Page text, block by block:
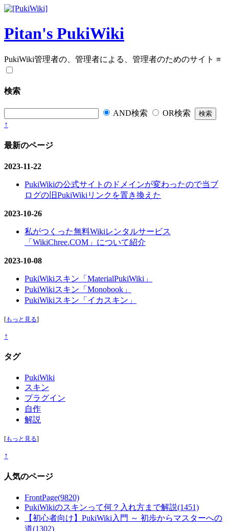
Pitan's PukiWiki
PukiWiki管理者の、管理者による、管理者のためのサイト ≡
検索
AND検索
OR検索
↑
最新のページ
2023-11-22
PukiWikiの公式サイトのドメインが変わったので当ブ
ログの旧PukiWikiリンクを置き換えた
2023-10-26
私がつくった無料Wikiレンタルサービス
「WikiChree.COM」について紹介
2023-10-08
PukiWikiスキン「MaterialPukiWiki」
PukiWikiスキン「Monobook」
PukiWikiスキン「イカスキン」
[もっと見る]
↑
タグ
PukiWiki
スキン
プラグイン
自作
解説
[もっと見る]
↑
人気のページ
FrontPage(9820)
PukiWikiのスキンって何？入れ方まで解説(1451)
【初心者向け】PukiWiki入門 ～ 初歩からマスターへの
道(1302)